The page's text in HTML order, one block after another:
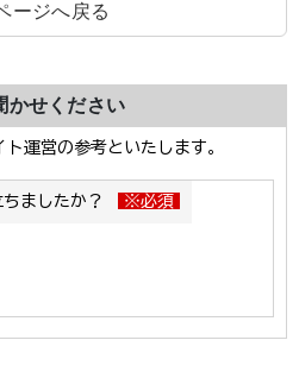
ージへ戻る
かせください